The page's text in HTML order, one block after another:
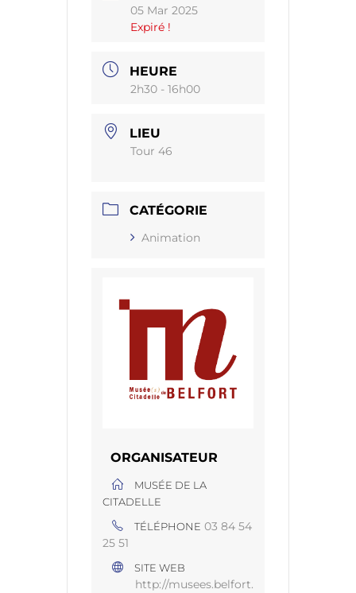
05 Mar 2025
Expiré !
HEURE
2h30 - 16h00
LIEU
Tour 46
CATÉGORIE
Animation
ORGANISATEUR
MUSÉE DE LA
CITADELLE
TÉLÉPHONE 03 84 54
25 51
SITE WEB
http://musees.belfort.